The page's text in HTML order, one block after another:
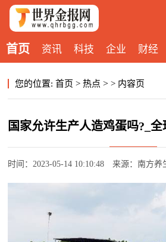
首页 资讯 科技 企业 财经
您的位置: 首页 > 热点 > > 内容页
国家允许生产人造鸡蛋吗?_
时间：2023-05-14 10:10:48 来源：南方养